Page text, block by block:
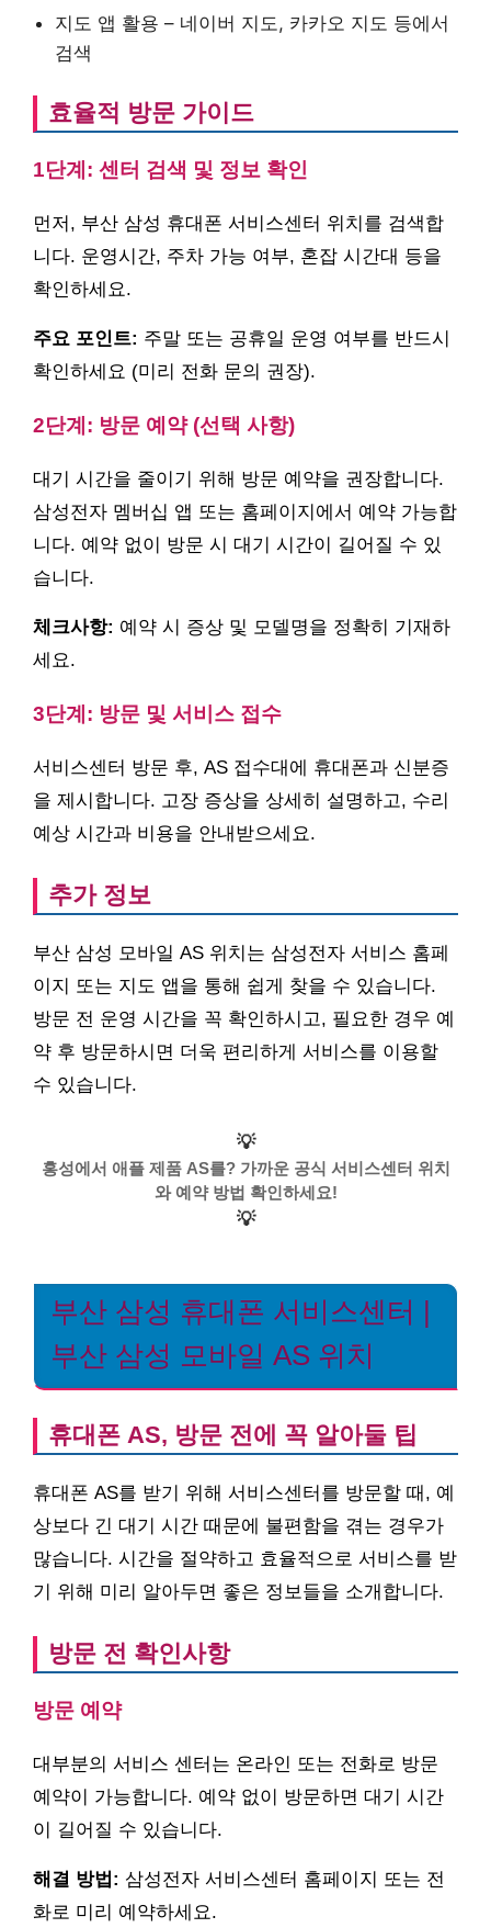
지도 앱 활용 – 네이버 지도, 카카오 지도 등에서
검색
효율적 방문 가이드
1단계: 센터 검색 및 정보 확인
먼저, 부산 삼성 휴대폰 서비스센터 위치를 검색합
니다. 운영시간, 주차 가능 여부, 혼잡 시간대 등을
확인하세요.
주요 포인트: 주말 또는 공휴일 운영 여부를 반드시
확인하세요 (미리 전화 문의 권장).
2단계: 방문 예약 (선택 사항)
대기 시간을 줄이기 위해 방문 예약을 권장합니다.
삼성전자 멤버십 앱 또는 홈페이지에서 예약 가능합
니다. 예약 없이 방문 시 대기 시간이 길어질 수 있
습니다.
체크사항: 예약 시 증상 및 모델명을 정확히 기재하
세요.
3단계: 방문 및 서비스 접수
서비스센터 방문 후, AS 접수대에 휴대폰과 신분증
을 제시합니다. 고장 증상을 상세히 설명하고, 수리
예상 시간과 비용을 안내받으세요.
추가 정보
부산 삼성 모바일 AS 위치는 삼성전자 서비스 홈페
이지 또는 지도 앱을 통해 쉽게 찾을 수 있습니다.
방문 전 운영 시간을 꼭 확인하시고, 필요한 경우 예
약 후 방문하시면 더욱 편리하게 서비스를 이용할
수 있습니다.
💡
홍성에서 애플 제품 AS를? 가까운 공식 서비스센터 위치
와 예약 방법 확인하세요!
💡
부산 삼성 휴대폰 서비스센터 |
부산 삼성 모바일 AS 위치
휴대폰 AS, 방문 전에 꼭 알아둘 팁
휴대폰 AS를 받기 위해 서비스센터를 방문할 때, 예
상보다 긴 대기 시간 때문에 불편함을 겪는 경우가
많습니다. 시간을 절약하고 효율적으로 서비스를 받
기 위해 미리 알아두면 좋은 정보들을 소개합니다.
방문 전 확인사항
방문 예약
대부분의 서비스 센터는 온라인 또는 전화로 방문
예약이 가능합니다. 예약 없이 방문하면 대기 시간
이 길어질 수 있습니다.
해결 방법: 삼성전자 서비스센터 홈페이지 또는 전
화로 미리 예약하세요.